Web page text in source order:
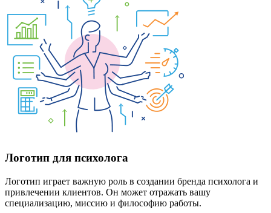
Логотип для психолога
Логотип играет важную роль в создании бренда психолога и
привлечении клиентов. Он может отражать вашу
специализацию, миссию и философию работы.